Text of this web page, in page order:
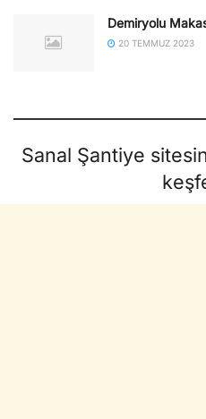
Demiryolu
20 TEMMUZ 2023
Sanal Şantiye